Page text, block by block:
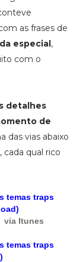
as frases de
especial,
com o
detalhes
de
das vias abaixo
cada qual rico
temas traps
via Itunes
temas traps